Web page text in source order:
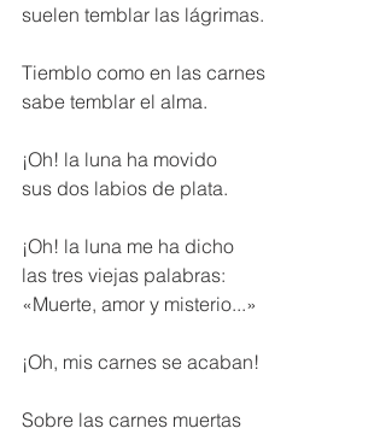
suelen temblar las lágrimas.
Tiemblo como en las carnes
sabe temblar el alma.
¡Oh! la luna ha movido
sus dos labios de plata.
¡Oh! la luna me ha dicho
las tres viejas palabras:
«Muerte, amor y misterio...»
¡Oh, mis carnes se acaban!
Sobre las carnes muertas